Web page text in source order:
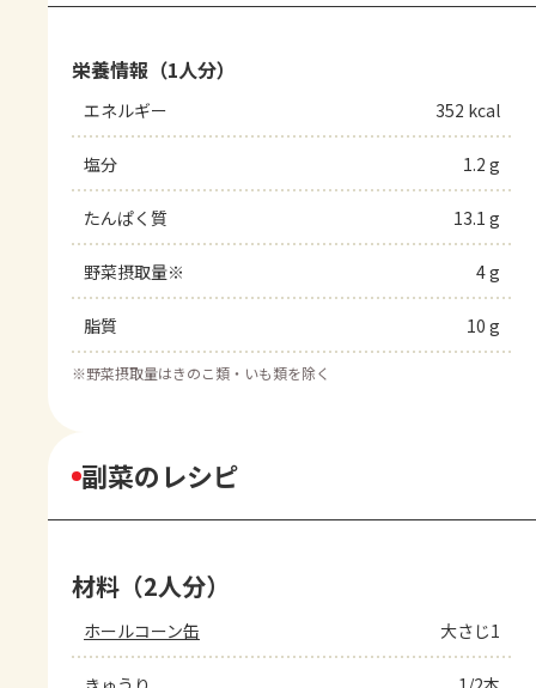
栄養情報（1人分）
エネルギー 352 kcal
塩分 1.2 g
たんぱく質 13.1 g
野菜摂取量※ 4 g
脂質 10 g
※野菜摂取量はきのこ類・いも類を除く
副菜のレシピ
材料（2人分）
ホールコーン缶 大さじ1